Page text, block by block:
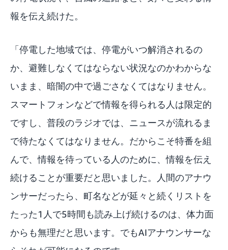
報を伝え続けた。
「停電した地域では、停電がいつ解消されるの
か、避難しなくてはならない状況なのかわからな
いまま、暗闇の中で過ごさなくてはなりません。
スマートフォンなどで情報を得られる人は限定的
ですし、普段のラジオでは、ニュースが流れるま
で待たなくてはなりません。だからこそ特番を組
んで、情報を待っている人のために、情報を伝え
続けることが重要だと思いました。人間のアナウ
ンサーだったら、町名などが延々と続くリストを
たった1人で5時間も読み上げ続けるのは、体力面
からも無理だと思います。でもAIアナウンサーな